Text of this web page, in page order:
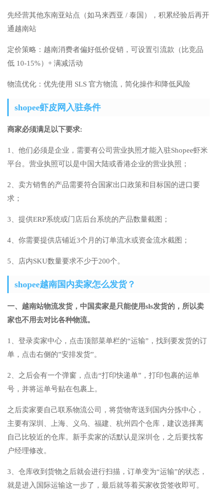
先经营其他东南亚站点（如马来西亚 / 泰国），积累经验后再开
通越南站
定价策略：越南消费者偏好低价促销，可设置引流款（比竞品
低 10-15%）+ 满减活动
物流优化：优先使用 SLS 官方物流，简化操作和降低风险
shopee虾皮网入驻条件
商家必须满足以下要求:
1、他们必须是企业，需要有公司营业执照才能入驻Shopee虾米
平台。营业执照可以是中国大陆或香港企业的营业执照；
2、卖方销售的产品需要符合国家出口政策和目标国的进口要
求；
3、提供ERP系统或门店后台系统的产品数量截图；
4、你需要提供店铺近3个月的订单流水或资金流水截图；
5、店内SKU数量要求不少于200个。
shopee越南国内卖家怎么发货？
一、越南站物流发货，中国卖家是只能使用sls发货的，所以卖
家也不用去对比各种物流。
1、登录卖家中心，点击顶部菜单栏的“运输”，找到要发货的订
单，点击右侧的”安排发货”。
2、之后会有一个弹窗，点击“打印快递单”，打印包裹的运单
号，并将运单号贴在包裹上。
之后卖家要自己联系物流公司，将货物寄送到国内分拣中心，
主要有深圳、上海、义乌、福建、杭州四个仓库，建议选择离
自己比较近的仓库。新手卖家的话默认是深圳仓，之后要找客
户经理修改。
3、仓库收到货物之后就会进行扫描，订单变为“运输”的状态，
就是进入国际运输这一步了，最后就等着买家收货签收即可。